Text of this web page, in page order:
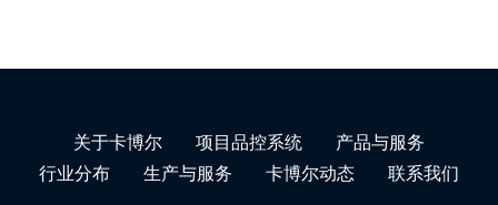
关于卡博尔 项目品控系统
产品与服务
行业分布
生产与服务 卡博尔动态 联系我们